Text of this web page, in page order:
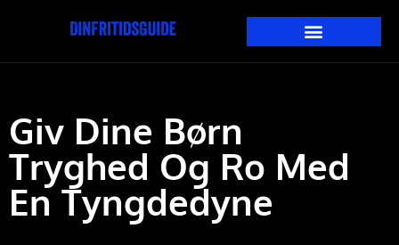
Giv Dine Børn
Tryghed Og Ro Med
En Tyngdedyne